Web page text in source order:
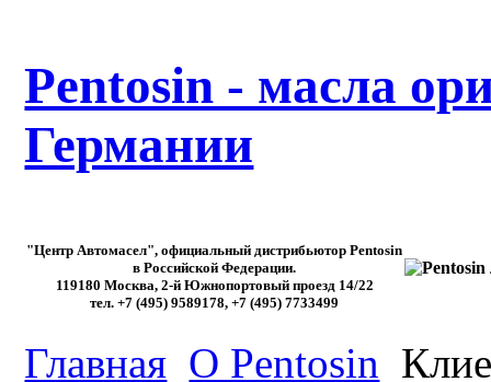
Pentosin - масла
Германии
"Центр Автомасел", официальный дистрибьютор Pentosin
в Российской Федерации.
119180 Москва, 2-й Южнопортовый проезд 14/22
тел. +7 (495) 9589178, +7 (495) 7733499
Главная О Pentosin